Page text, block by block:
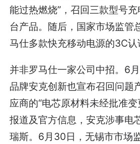
能过热燃烧”，召回三款型号
台产品。随后，国家市场监管
马仕多款快充移动电源的3C认
并非罗马仕一家公司中招。6
品牌安克创新也宣布召回问题
应商的“电芯原材料未经批准
报道及官方信息，安克涉事电
瑞斯。6月30日，无锡市市场